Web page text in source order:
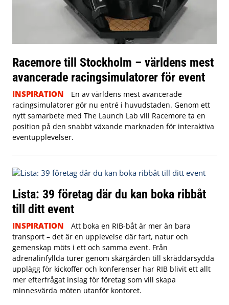
Racemore till Stockholm – världens mest
avancerade racingsimulatorer för event
INSPIRATION
En av världens mest avancerade
racingsimulatorer gör nu entré i huvudstaden. Genom ett
nytt samarbete med The Launch Lab vill Racemore ta en
position på den snabbt växande marknaden för interaktiva
eventupplevelser.
Lista: 39 företag där du kan boka ribbåt
till ditt event
INSPIRATION
Att boka en RIB-båt är mer än bara
transport – det är en upplevelse där fart, natur och
gemenskap möts i ett och samma event. Från
adrenalinfyllda turer genom skärgården till skräddarsydda
upplägg för kickoffer och konferenser har RIB blivit ett allt
mer efterfrågat inslag för företag som vill skapa
minnesvärda möten utanför kontoret.